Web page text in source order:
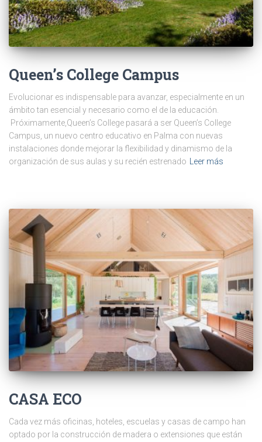
Queen’s College Campus
Evolucionar es indispensable para avanzar, especialmente en un
ámbito tan esencial y necesario como el de la educación.
Próximamente,Queen’s College pasará a ser Queen’s College
Campus, un nuevo centro educativo en Palma con nuevas
instalaciones donde mejorar la flexibilidad y dinamismo de la
organización de sus aulas y su recién estrenado
Leer más
CASA ECO
Cada vez más oficinas, hoteles, escuelas y casas de campo han
optado por la construcción de madera o extensiones que están